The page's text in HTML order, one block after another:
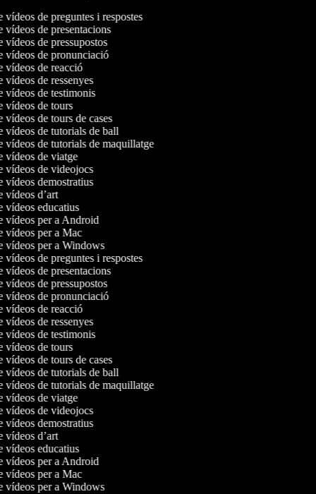
vídeos de preguntes i respostes
vídeos de presentacions
vídeos de pressupostos
vídeos de pronunciació
vídeos de reacció
vídeos de ressenyes
vídeos de testimonis
vídeos de tours
vídeos de tours de cases
vídeos de tutorials de ball
vídeos de tutorials de maquillatge
vídeos de viatge
vídeos de videojocs
vídeos demostratius
vídeos d’art
vídeos educatius
vídeos per a Android
vídeos per a Mac
vídeos per a Windows
vídeos de preguntes i respostes
vídeos de presentacions
vídeos de pressupostos
vídeos de pronunciació
vídeos de reacció
vídeos de ressenyes
vídeos de testimonis
vídeos de tours
vídeos de tours de cases
vídeos de tutorials de ball
vídeos de tutorials de maquillatge
vídeos de viatge
vídeos de videojocs
vídeos demostratius
vídeos d’art
vídeos educatius
vídeos per a Android
vídeos per a Mac
vídeos per a Windows